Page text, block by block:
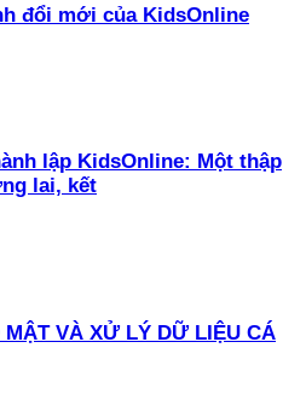
đổi mới của KidsOnline
lập KidsOnline: Một thập
lai, kết
MẬT VÀ XỬ LÝ DỮ LIỆU CÁ